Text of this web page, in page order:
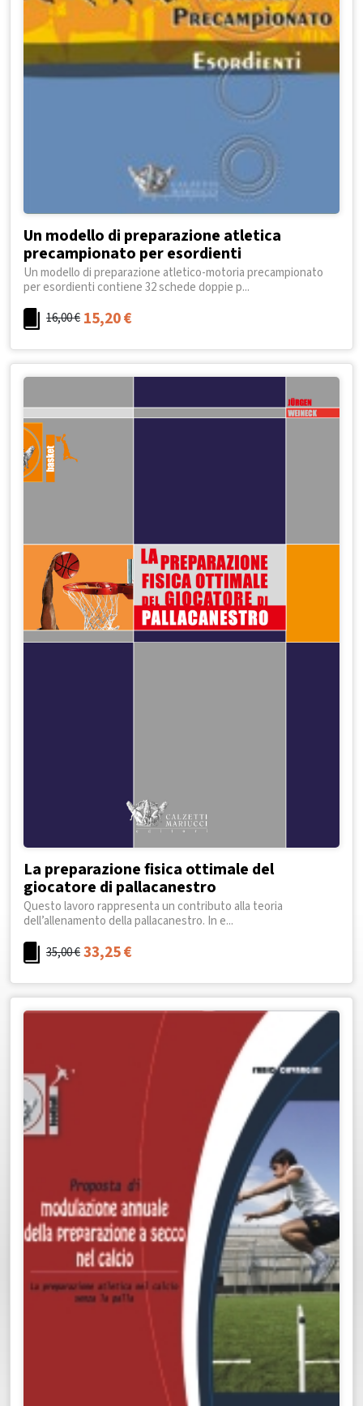
Un modello di preparazione atletica
precampionato per esordienti
Un modello di preparazione atletico-motoria precampionato
per esordienti contiene 32 schede doppie p...
16,00€ 15,20€
La preparazione fisica ottimale del
giocatore di pallacanestro
Questo lavoro rappresenta un contributo alla teoria
dell’allenamento della pallacanestro. In e...
35,00€33,25€